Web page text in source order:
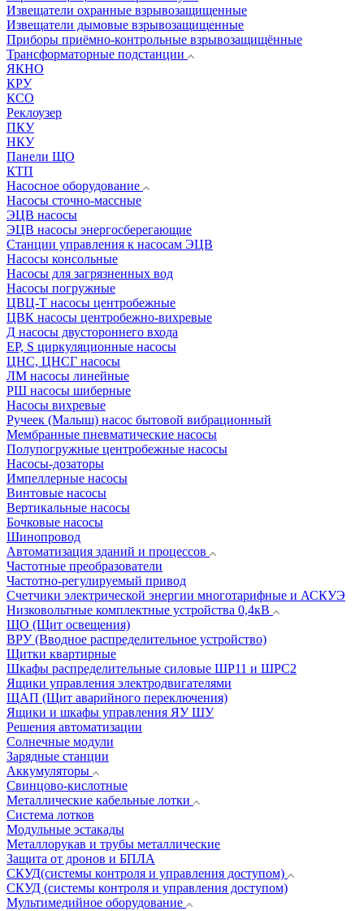
Извещатели охранные взрывозащищенные
Извещатели дымовые взрывозащищенные
Приборы приёмно-контрольные взрывозащищённые
Трансформаторные подстанции
ЯКНО
КРУ
КСО
Реклоузер
ПКУ
НКУ
Панели ЩО
КТП
Насосное оборудование
Насосы сточно-массные
ЭЦВ насосы
ЭЦВ насосы энергосберегающие
Станции управления к насосам ЭЦВ
Насосы консольные
Насосы для загрязненных вод
Насосы погружные
ЦВЦ-Т насосы центробежные
ЦВК насосы центробежно-вихревые
Д насосы двустороннего входа
EP, S циркуляционные насосы
ЦНС, ЦНСГ насосы
ЛМ насосы линейные
РШ насосы шиберные
Насосы вихревые
Ручеек (Малыш) насос бытовой вибрационный
Мембранные пневматические насосы
Полупогружные центробежные насосы
Насосы-дозаторы
Импеллерные насосы
Винтовые насосы
Вертикальные насосы
Бочковые насосы
Шинопровод
Автоматизация зданий и процессов
Частотные преобразователи
Частотно-регулируемый привод
Счетчики электрической энергии многотарифные и АСКУЭ
Низковольтные комплектные устройства 0,4кВ
ЩО (Щит освещения)
ВРУ (Вводное распределительное устройство)
Щитки квартирные
Шкафы распределительные силовые ШР11 и ШРС2
Ящики управления электродвигателями
ЩАП (Щит аварийного переключения)
Ящики и шкафы управления ЯУ ШУ
Решения автоматизации
Солнечные модули
Зарядные станции
Аккумуляторы
Свинцово-кислотные
Металлические кабельные лотки
Система лотков
Модульные эстакады
Металлорукав и трубы металлические
Защита от дронов и БПЛА
СКУД(системы контроля и управления доступом)
СКУД (системы контроля и управления доступом)
Мультимедийное оборудование